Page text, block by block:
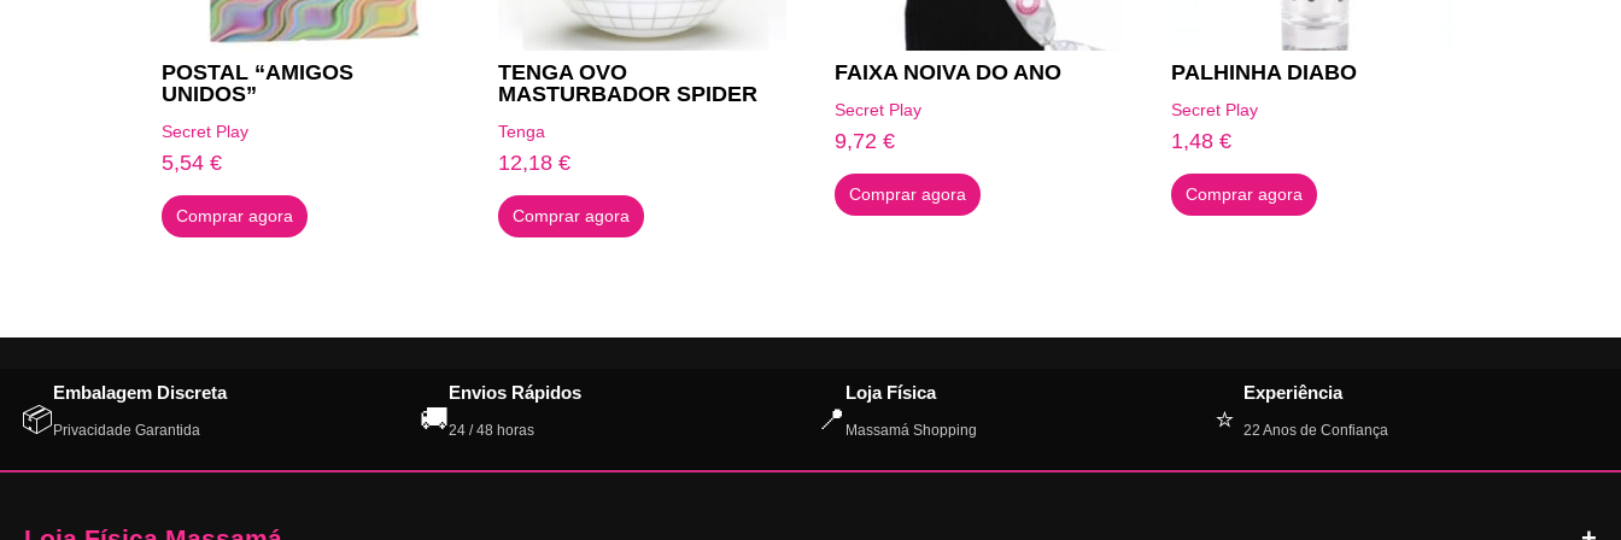
POSTAL “AMIGOS
UNIDOS”
Secret Play
5,54€
Comprar agora
TENGA OVO
MASTURBADOR SPIDER
Tenga
12,18€
Comprar agora
FAIXA NOIVA DO ANO
Secret Play
9,72€
Comprar agora
PALHINHA DIABO
Secret Play
1,48€
Comprar agora
📦
Embalagem Discreta
Privacidade Garantida 🚚
Envios Rápidos
24 / 48 horas 📍
Loja Física
Massamá Shopping ⭐
Experiência
22 Anos de Confiança